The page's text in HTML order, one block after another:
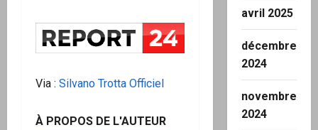
Via : Silvano Trotta Officiel
À PROPOS DE L'AUTEUR
avril 2025
décembre
2024
novembre
2024